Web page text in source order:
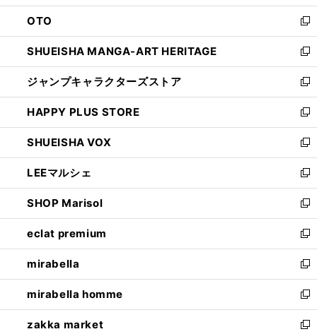
ウ
で
開
く
ン
ド
ウ
で
開
く
OTO
新
し
い
ウ
ィ
ン
ド
ウ
で
開
く
SHUEISHA MANGA-ART HERITAGE
新
し
い
ウ
ィ
ン
ド
ウ
で
開
く
ジャンプキャラクターズストア
新
し
い
ウ
ィ
ン
ド
ウ
で
開
く
HAPPY PLUS STORE
新
し
い
ウ
ィ
ン
ド
ウ
で
開
く
SHUEISHA VOX
新
し
い
ウ
ィ
ン
ド
ウ
で
開
く
LEEマルシェ
新
し
い
ウ
ィ
ン
ド
ウ
で
開
く
SHOP Marisol
新
し
い
ウ
ィ
ン
ド
ウ
で
eclat premium
新
し
い
ウ
ィ
ン
ド
mirabella
新
し
い
ウ
ィ
mirabella homme
新
し
い
zakka market 新